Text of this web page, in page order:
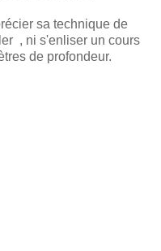
sa technique de
, ni s'enliser un cours
de profondeur.